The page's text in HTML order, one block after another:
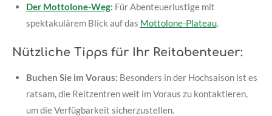
Der Mottolone-Weg: Für Abenteuerlustige mit
spektakulärem Blick auf das Mottolone-Plateau.
Nützliche Tipps für Ihr Reitabenteuer:
Buchen Sie im Voraus: Besonders in der Hochsaison ist es
ratsam, die Reitzentren weit im Voraus zu kontaktieren,
um die Verfügbarkeit sicherzustellen.